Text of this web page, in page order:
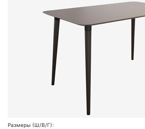
Размеры (Ш/В/Г):